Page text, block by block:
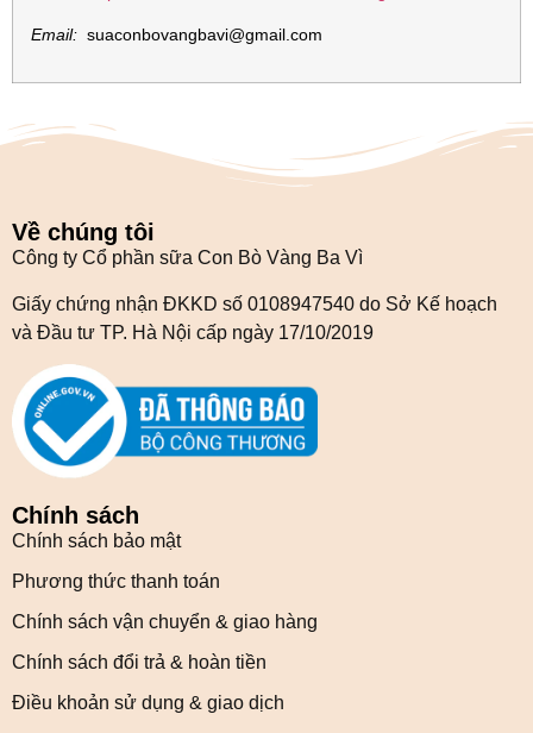
Email: suaconbovangbavi@gmail.com
Về chúng tôi
Công ty Cổ phần sữa Con Bò Vàng Ba Vì
Giấy chứng nhận ĐKKD số 0108947540 do Sở Kế hoạch
và Đầu tư TP. Hà Nội cấp ngày 17/10/2019
Chính sách
Chính sách bảo mật
Phương thức thanh toán
Chính sách vận chuyển & giao hàng
Chính sách đổi trả & hoàn tiền
Điều khoản sử dụng & giao dịch